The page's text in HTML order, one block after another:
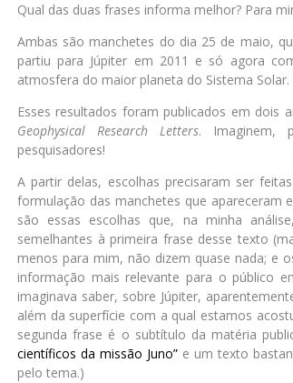
Qual das duas frases informa melhor? Para
Ambas são manchetes do dia 25 de maio,
partiu para Júpiter em 2011 e só agora
atmosfera do maior planeta do Sistema Solar.
Esses resultados foram publicados em dois
Geophysical Research Letters. Imaginem,
pesquisadores!
A partir delas, escolhas precisaram ser
formulação das manchetes que apareceram
são essas escolhas que, na minha
semelhantes à primeira frase desse texto
menos para mim, não dizem quase nada; e
informação mais relevante para o público
imaginava saber, sobre Júpiter,
além da superfície com a qual estamos
segunda frase é o subtítulo da matéria
científicos da missão Juno”e um texto
pelo tema.)